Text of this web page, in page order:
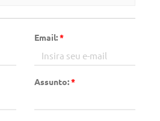
Email:*
Assunto:*